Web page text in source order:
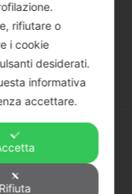
Martino di
|
rifiutare o
i cookie
desiderati.
informativa
accettare.
Rifiuta